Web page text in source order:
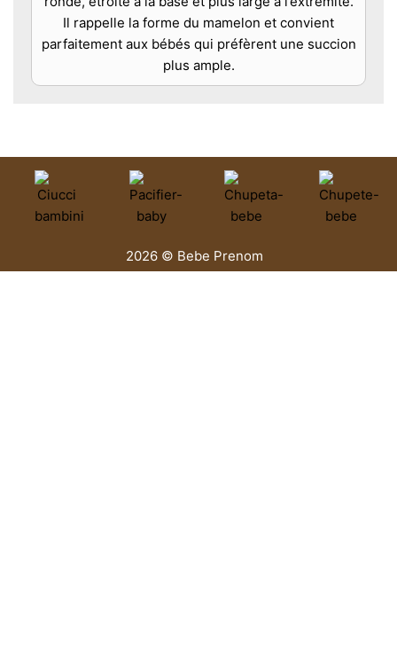
Il rappelle la forme du mamelon et convient
parfaitement aux bébés qui préfèrent une succion
plus ample.
2026 © Bebe Prenom